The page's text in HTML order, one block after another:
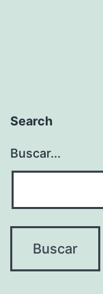
Search
Buscar...